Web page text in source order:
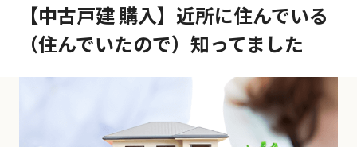
【中古戸建 購入】近所に住んでいる
（住んでいたので）知ってました